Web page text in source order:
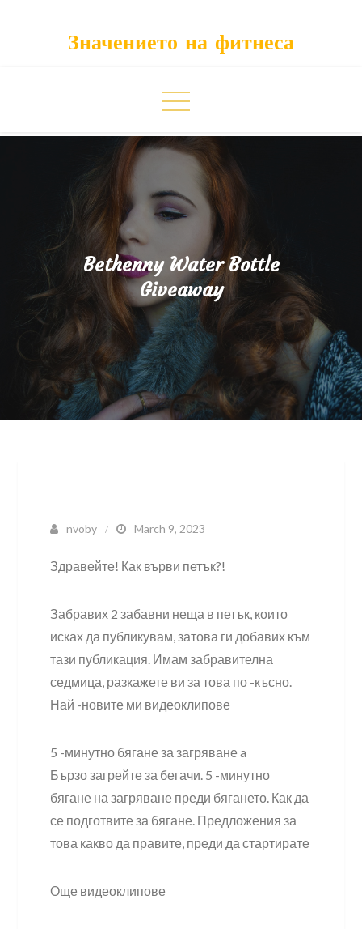
Значението на фитнеса
Bethenny Water Bottle
Giveaway
nvoby March 9, 2023
Здравейте! Как върви петък?!
Забравих 2 забавни неща в петък, които
исках да публикувам, затова ги добавих към
тази публикация. Имам забравителна
седмица, разкажете ви за това по -късно.
Най -новите ми видеоклипове
5 -минутно бягане за загряване a
Бързо загрейте за бегачи. 5 -минутно
бягане на загряване преди бягането. Как да
се подготвите за бягане. Предложения за
това какво да правите, преди да стартирате
Още видеоклипове